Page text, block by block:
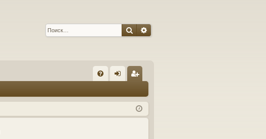
ПоискРасширенный поиск
Q д ис
тр